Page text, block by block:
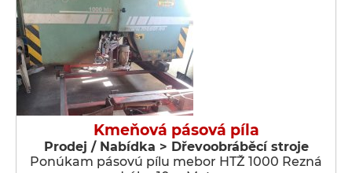
Kmeňová pásová píla
Prodej / Nabídka > Dřevoobráběcí stroje
Ponúkam pásovú pílu mebor HTŽ 1000 Rezná